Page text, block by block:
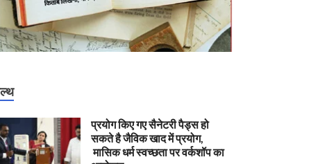
प्रयोग किए गए सैनेटरी पैड्स हो
सकते है जैविक खाद में प्रयोग,
मासिक धर्म स्वच्छता पर वर्कशॉप का